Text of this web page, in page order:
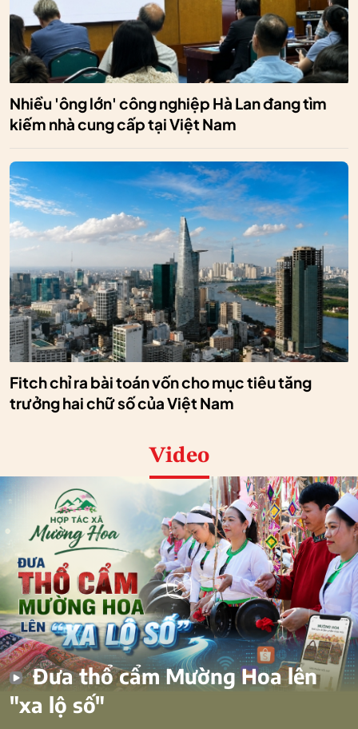
Nhiều 'ông lớn' công nghiệp Hà Lan đang tìm
kiếm nhà cung cấp tại Việt Nam
Fitch chỉ ra bài toán vốn cho mục tiêu tăng
trưởng hai chữ số của Việt Nam
Video
Đưa thổ cẩm Mường Hoa lên
"xa lộ số"